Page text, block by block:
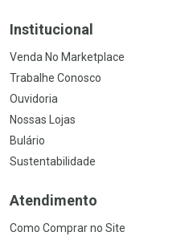
Institucional
Venda No Marketplace
Trabalhe Conosco
Ouvidoria
Nossas Lojas
Bulário
Sustentabilidade
Atendimento
Como Comprar no Site